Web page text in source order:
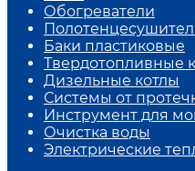
Обогреватели
Баки пластиковые
Твердотопливные
Дизельные котлы
Системы от
Инструмент для
Очистка воды
Электрические